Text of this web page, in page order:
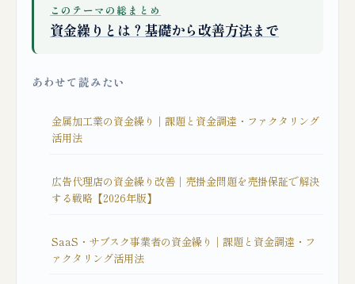
このテーマの総まとめ
資金繰りとは？基礎から改善方法まで
あわせて読みたい
金属加工業の資金繰り｜課題と資金調達・ファクタリング
活用法
広告代理店の資金繰り改善｜売掛金問題を売掛保証で解決
する戦略【2026年版】
SaaS・サブスク事業者の資金繰り｜課題と資金調達・フ
ァクタリング活用法